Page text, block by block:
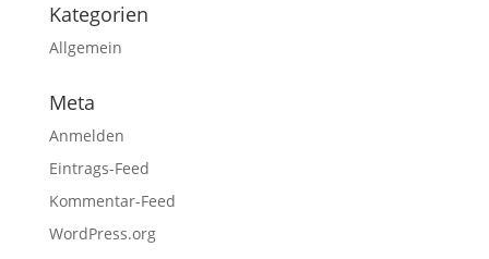
Kategorien
Allgemein
Meta
Anmelden
Eintrags-Feed
Kommentar-Feed
WordPress.org